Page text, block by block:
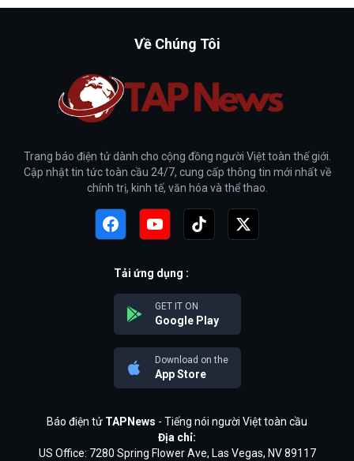
Về Chúng Tôi
Trang báo điện tử dành cho cộng đồng người Việt toàn thế giới.
Cập nhật tin tức toàn cầu 24/7, cung cấp thông tin mới nhất về
chính trị, kinh tế, văn hóa và thể thao.
Tải ứng dụng :
GET IT ON
Google Play
Download on the
App Store
Báo điện tử TAPNews - Tiếng nói người Việt toàn cầu
Địa chỉ:
US Office: 7280 Spring Flower Ave, Las Vegas, NV 89117